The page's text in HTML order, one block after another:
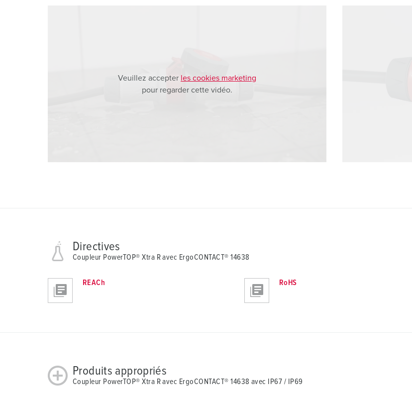
Veuillez accepter les cookies marketing
pour regarder cette vidéo.
Directives
Coupleur PowerTOP® Xtra R avec ErgoCONTACT® 14638
REACh RoHS
Produits appropriés
Coupleur PowerTOP® Xtra R avec ErgoCONTACT® 14638 avec IP67 / IP69